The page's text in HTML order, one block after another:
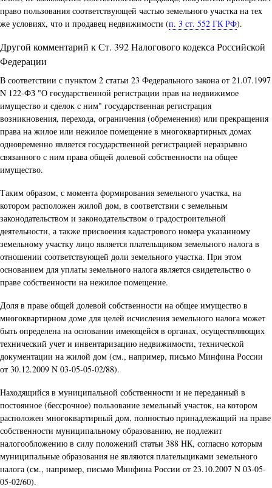
право пользования соответствующей частью земельного участка на тех
же условиях, что и продавец недвижимости (п. 3 ст. 552 ГК РФ).
Другой комментарий к Ст. 392 Налогового кодекса Российской
Федерации
В соответствии с пунктом 2 статьи 23 Федерального закона от 21.07.1997
N 122-ФЗ "О государственной регистрации прав на недвижимое
имущество и сделок с ним" государственная регистрация
возникновения, перехода, ограничения (обременения) или прекращения
права на жилое или нежилое помещение в многоквартирных домах
одновременно является государственной регистрацией неразрывно
связанного с ним права общей долевой собственности на общее
имущество.
Таким образом, с момента формирования земельного участка, на
котором расположен жилой дом, в соответствии с земельным
законодательством и законодательством о градостроительной
деятельности, а также присвоения кадастрового номера указанному
земельному участку лицо является плательщиком земельного налога в
отношении соответствующей доли земельного участка. При этом
основанием для уплаты земельного налога является свидетельство о
праве собственности на нежилое помещение.
Доля в праве общей долевой собственности на общее имущество в
многоквартирном доме для целей исчисления земельного налога может
быть определена на основании имеющейся в органах, осуществляющих
технический учет и инвентаризацию недвижимости, технической
документации на жилой дом (см., например, письмо Минфина России
от 30.12.2009 N 03-05-05-02/88).
Находящийся в муниципальной собственности и не переданный в
постоянное (бессрочное) пользование земельный участок, на котором
расположен многоквартирный дом, полностью принадлежащий на праве
собственности муниципальному образованию, не подлежит
налогообложению в силу положений статьи 388 НК, согласно которым
муниципальные образования не являются плательщиками земельного
налога (см., например, письмо Минфина России от 23.10.2007 N 03-05-
05-02/60).